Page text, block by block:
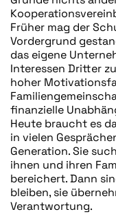
Früher mag der
Vordergrund
das eigene
Interessen Dritter
hoher
finanzielle
Heute braucht es
in vielen
Generation. Sie
ihnen und ihren
bereichert. Dann
bleiben, sie
Verantwortung.